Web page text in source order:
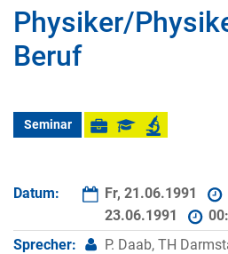
Physiker/
Beruf
Seminar
Datum: Fr, 21.06.1991
23.06.1991
Sprecher:
P. Daab, TH